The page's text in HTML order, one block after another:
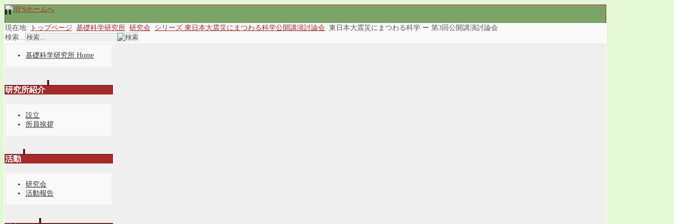
現在地: トップページ 基礎科学研究所 研究会 シリーズ 東日本大震災にまつわる科学公開講演討論会 東日本大震災にまつわる科学 ー 第3回公開講演討論会
検索...
基礎科学研究所 Home
研究所紹介
設立
所員挨拶
活動
研究会
活動報告